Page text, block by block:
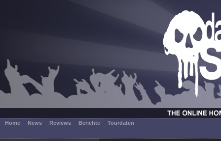
Home News Reviews Berichte Tourdaten